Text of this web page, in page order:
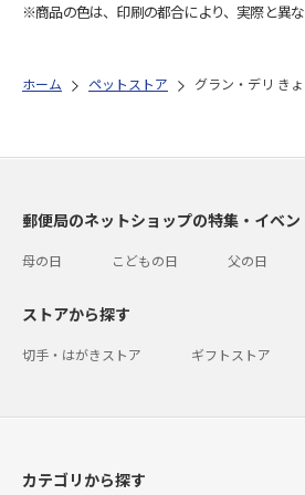
※商品の色は、印刷の都合により、実際と異な
ホーム ペットストア グラン・デリ き
郵便局のネットショップの特集・イベン
母の日 こどもの日 父の日
ストアから探す
切手・はがきストア ギフトストア
カテゴリから探す